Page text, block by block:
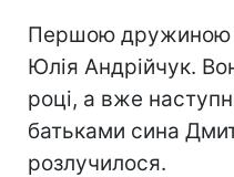
Першою дружиною
Юлія Андрійчук.
році, а вже
батьками сина
розлучилося.